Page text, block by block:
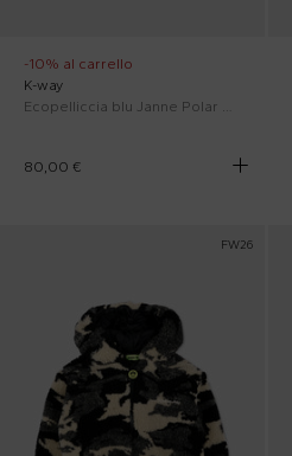
-10% al carrello
K-way
Ecopelliccia blu Janne Polar per neonati con logo
80,00 €
FW26